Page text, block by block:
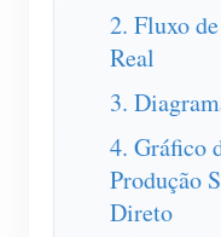
Monitor de
Sistema de
Automação
Recursos
Início rápido
Documento
Vídeo
FAQ
Comunidade
Programa
Centro de
Atividades
Contato
Sobre nós
2. Fluxo
Real
3.
4. Gráfico
Produção
Direto